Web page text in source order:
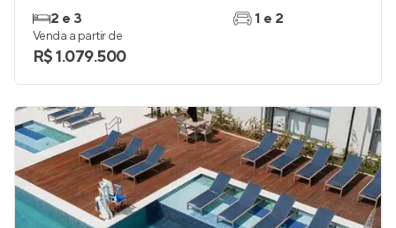
2 e 3
1 e 2
Venda a partir de
R$ 1.079.500